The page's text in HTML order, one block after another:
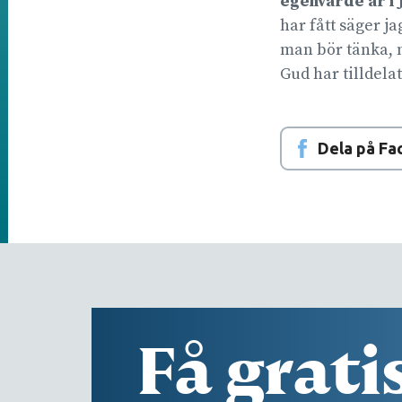
har fått säger
man bör tänka,
Gud har
Dela på
Få